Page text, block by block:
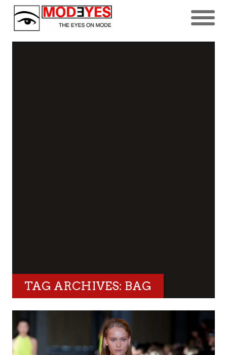
TAG ARCHIVES: BAG